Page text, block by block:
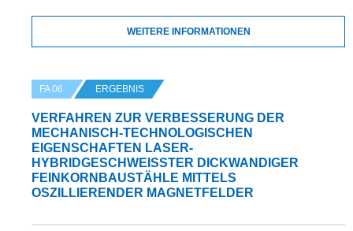
WEITERE INFORMATIONEN
FA 06 ERGEBNIS
VERFAHREN ZUR VERBESSERUNG DER
MECHANISCH-TECHNOLOGISCHEN
EIGENSCHAFTEN LASER-
HYBRIDGESCHWEISSTER DICKWANDIGER F
EINKORNBAUSTÄHLE MITTELS O
SZILLIERENDER MAGNETFELDER